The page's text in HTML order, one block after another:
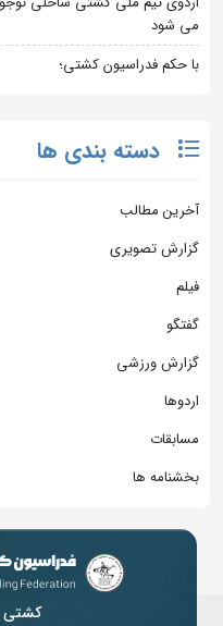
می شود
با حکم فدراسیون کشتی؛
دسته بندی ها
آخرین مطالب
گزارش تصویری
فیلم
گفتگو
گزارش ورزشی
اردوها
مسابقات
بخشنامه ها
کشتی